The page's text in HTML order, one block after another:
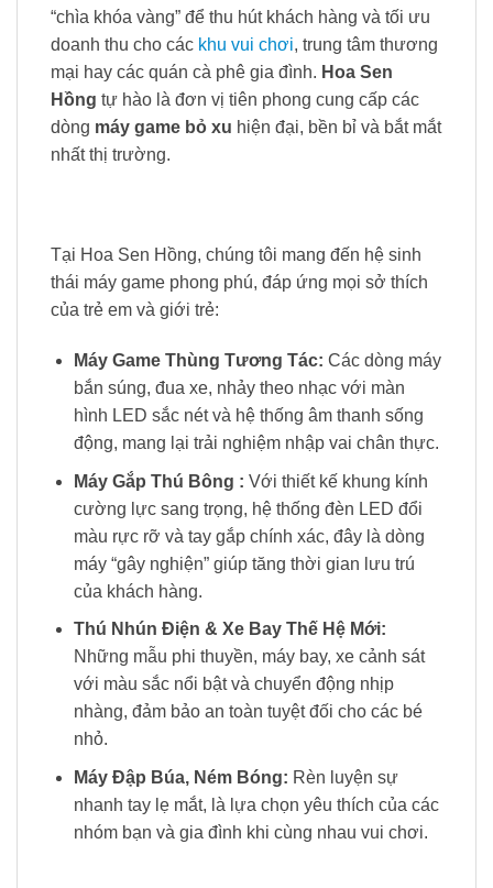
“chìa khóa vàng” để thu hút khách hàng và tối ưu
doanh thu cho các khu vui chơi, trung tâm thương
mại hay các quán cà phê gia đình. Hoa Sen
Hồng tự hào là đơn vị tiên phong cung cấp các
dòng máy game bỏ xu hiện đại, bền bỉ và bắt mắt
nhất thị trường.
Tại Hoa Sen Hồng, chúng tôi mang đến hệ sinh
thái máy game phong phú, đáp ứng mọi sở thích
của trẻ em và giới trẻ:
Máy Game Thùng Tương Tác: Các dòng máy
bắn súng, đua xe, nhảy theo nhạc với màn
hình LED sắc nét và hệ thống âm thanh sống
động, mang lại trải nghiệm nhập vai chân thực.
Máy Gắp Thú Bông : Với thiết kế khung kính
cường lực sang trọng, hệ thống đèn LED đổi
màu rực rỡ và tay gắp chính xác, đây là dòng
máy “gây nghiện” giúp tăng thời gian lưu trú
của khách hàng.
Thú Nhún Điện & Xe Bay Thế Hệ Mới:
Những mẫu phi thuyền, máy bay, xe cảnh sát
với màu sắc nổi bật và chuyển động nhịp
nhàng, đảm bảo an toàn tuyệt đối cho các bé
nhỏ.
Máy Đập Búa, Ném Bóng: Rèn luyện sự
nhanh tay lẹ mắt, là lựa chọn yêu thích của các
nhóm bạn và gia đình khi cùng nhau vui chơi.